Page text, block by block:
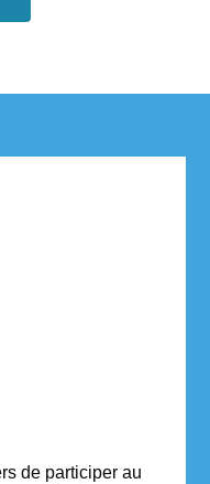
de participer au